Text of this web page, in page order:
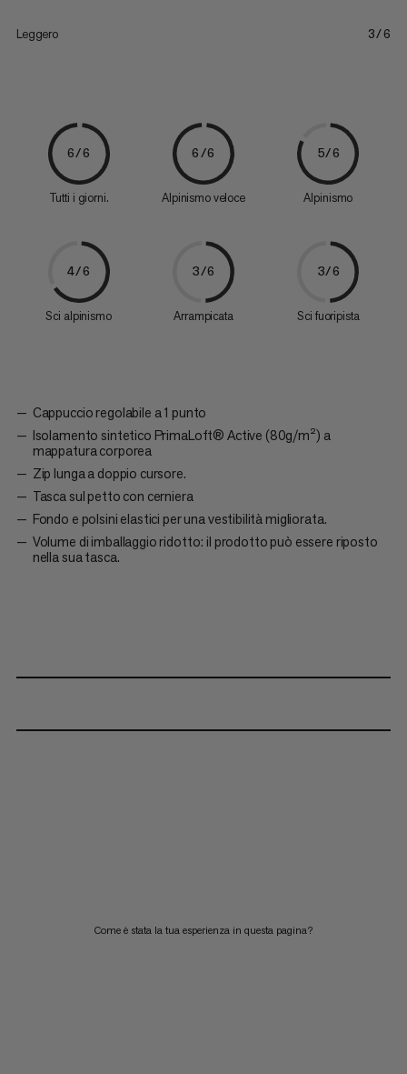
Leggero 3/6
6/6
Tutti i giorni.
6/6
Alpinismo veloce
5/6
Alpinismo
4/6
Sci alpinismo
3/6
Arrampicata
3/6
Sci fuoripista
Cappuccio regolabile a 1 punto
Isolamento sintetico PrimaLoft® Active (80g/m²) a
mappatura corporea
Zip lunga a doppio cursore.
Tasca sul petto con cerniera
Fondo e polsini elastici per una vestibilità migliorata.
Volume di imballaggio ridotto: il prodotto può essere riposto
nella sua tasca.
Come è stata la tua esperienza in questa pagina?